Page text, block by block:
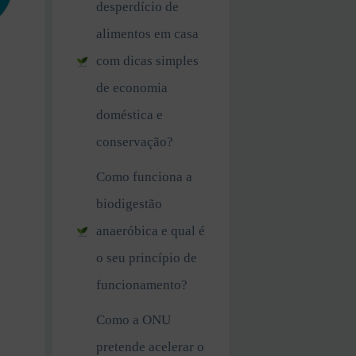
desperdício de
alimentos em casa
com dicas simples
de economia
doméstica e
conservação?
Como funciona a
biodigestão
anaeróbica e qual é
o seu princípio de
funcionamento?
Como a ONU
pretende acelerar o